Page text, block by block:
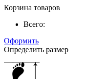
Корзина товаров
Всего:
Оформить
Определить размер